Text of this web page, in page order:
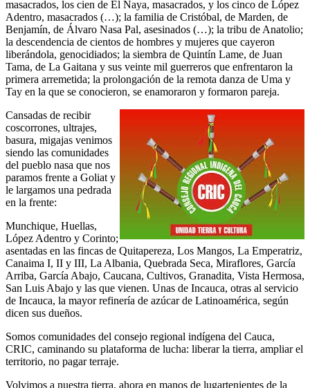
masacrados, los cien de El Naya, masacrados, y los cinco de López
Adentro, masacrados (…); la familia de Cristóbal, de Marden, de
Benjamín, de Álvaro Nasa Pal, asesinados (…); la tribu de Anatolio;
la descendencia de cientos de hombres y mujeres que cayeron
liberándola, genocidiados; la siembra de Quintín Lame, de Juan
Tama, de La Gaitana y sus veinte mil guerreros que enfrentaron la
primera arremetida; la prolongación de la remota danza de Uma y
Tay en la que se conocieron, se enamoraron y formaron pareja.
Cansadas de recibir
coscorrones, ultrajes,
basura, migajas venimos
siendo las comunidades
del pueblo nasa que nos
paramos frente a Goliat y
le largamos una pedrada
en la frente:
Munchique, Huellas,
López Adentro y Corinto;
asentadas en las fincas de Quitapereza, Los Mangos, La Emperatriz,
Canaima I, II y III, La Albania, Quebrada Seca, Miraflores, García
Arriba, García Abajo, Caucana, Cultivos, Granadita, Vista Hermosa,
San Luis Abajo y las que vienen. Unas de Incauca, otras al servicio
de Incauca, la mayor refinería de azúcar de Latinoamérica, según
dicen sus dueños.
Somos comunidades del consejo regional indígena del Cauca,
CRIC, caminando su plataforma de lucha: liberar la tierra, ampliar el
territorio, no pagar terraje.
Volvimos a nuestra tierra, ahora en manos de lugartenientes de la